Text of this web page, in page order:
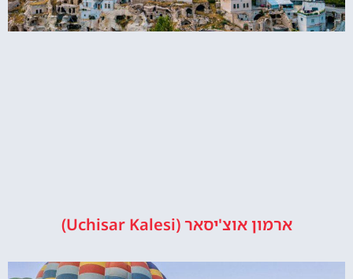
ארמון אוצ'יסאר (Uchisar Kalesi)